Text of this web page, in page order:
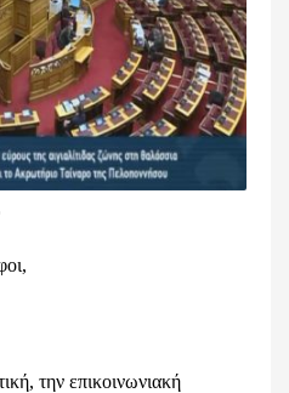
την επικοινωνιακή